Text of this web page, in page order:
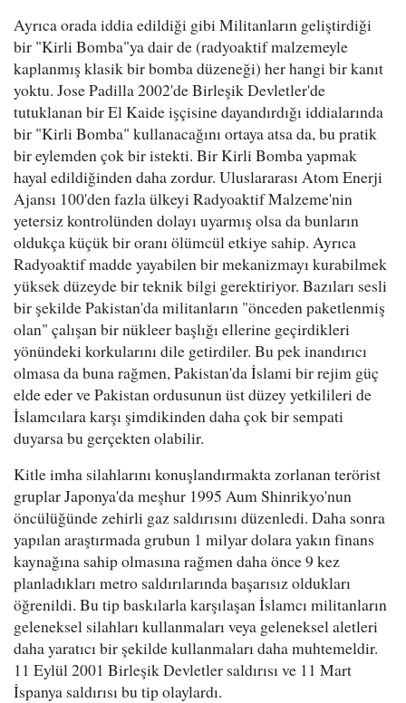
Ayrıca orada iddia edildiği gibi Militanların geliştirdiği
bir "Kirli Bomba"ya dair de (radyoaktif malzemeyle
kaplanmış klasik bir bomba düzeneği) her hangi bir kanıt
yoktu. Jose Padilla 2002'de Birleşik Devletler'de
tutuklanan bir El Kaide işçisine dayandırdığı iddialarında
bir "Kirli Bomba" kullanacağını ortaya atsa da, bu pratik
bir eylemden çok bir istekti. Bir Kirli Bomba yapmak
hayal edildiğinden daha zordur. Uluslararası Atom Enerji
Ajansı 100'den fazla ülkeyi Radyoaktif Malzeme'nin
yetersiz kontrolünden dolayı uyarmış olsa da bunların
oldukça küçük bir oranı ölümcül etkiye sahip. Ayrıca
Radyoaktif madde yayabilen bir mekanizmayı kurabilmek
yüksek düzeyde bir teknik bilgi gerektiriyor. Bazıları sesli
bir şekilde Pakistan'da militanların "önceden paketlenmiş
olan" çalışan bir nükleer başlığı ellerine geçirdikleri
yönündeki korkularını dile getirdiler. Bu pek inandırıcı
olmasa da buna rağmen, Pakistan'da İslami bir rejim güç
elde eder ve Pakistan ordusunun üst düzey yetkilileri de
İslamcılara karşı şimdikinden daha çok bir sempati
duyarsa bu gerçekten olabilir.
Kitle imha silahlarını konuşlandırmakta zorlanan terörist
gruplar Japonya'da meşhur 1995 Aum Shinrikyo'nun
öncülüğünde zehirli gaz saldırısını düzenledi. Daha sonra
yapılan araştırmada grubun 1 milyar dolara yakın finans
kaynağına sahip olmasına rağmen daha önce 9 kez
planladıkları metro saldırılarında başarısız oldukları
öğrenildi. Bu tip baskılarla karşılaşan İslamcı militanların
geleneksel silahları kullanmaları veya geleneksel aletleri
daha yaratıcı bir şekilde kullanmaları daha muhtemeldir.
11 Eylül 2001 Birleşik Devletler saldırısı ve 11 Mart
İspanya saldırısı bu tip olaylardı.